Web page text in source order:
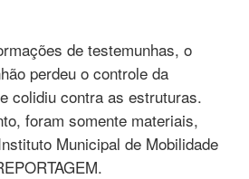
de testemunhas, o
perdeu o controle da
colidiu contra as estruturas.
foram somente materiais,
Municipal de Mobilidade